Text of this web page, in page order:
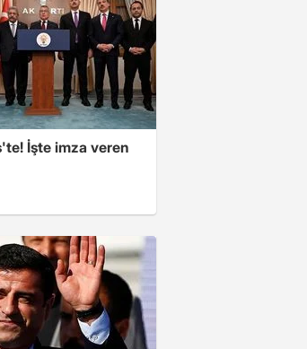
İşte imza veren